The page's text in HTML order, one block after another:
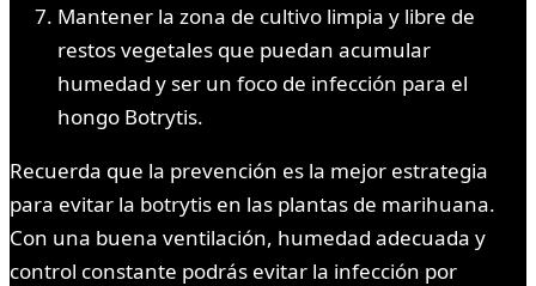
Mantener la zona de cultivo limpia y libre de
restos vegetales que puedan acumular
humedad y ser un foco de infección para el
hongo Botrytis.
Recuerda que la prevención es la mejor estrategia
para evitar la botrytis en las plantas de marihuana.
Con una buena ventilación, humedad adecuada y
control constante podrás evitar la infección por